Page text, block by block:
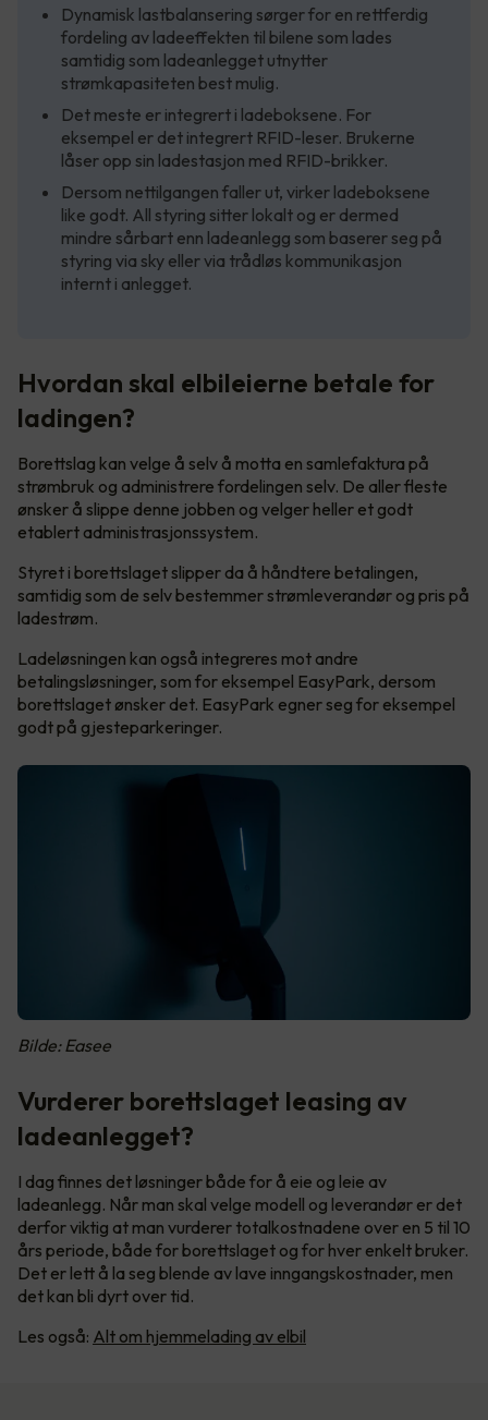
Dynamisk lastbalansering sørger for en rettferdig
fordeling av ladeeffekten til bilene som lades
samtidig som ladeanlegget utnytter
strømkapasiteten best mulig.
Det meste er integrert i ladeboksene. For
eksempel er det integrert RFID-leser. Brukerne
låser opp sin ladestasjon med RFID-brikker.
Dersom nettilgangen faller ut, virker ladeboksene
like godt. All styring sitter lokalt og er dermed
mindre sårbart enn ladeanlegg som baserer seg på
styring via sky eller via trådløs kommunikasjon
internt i anlegget.
Hvordan skal elbileierne betale for
ladingen?
Borettslag kan velge å selv å motta en samlefaktura på
strømbruk og administrere fordelingen selv. De aller fleste
ønsker å slippe denne jobben og velger heller et godt
etablert administrasjonssystem.
Styret i borettslaget slipper da å håndtere betalingen,
samtidig som de selv bestemmer strømleverandør og pris på
ladestrøm.
Ladeløsningen kan også integreres mot andre
betalingsløsninger, som for eksempel EasyPark, dersom
borettslaget ønsker det. EasyPark egner seg for eksempel
godt på gjesteparkeringer.
Bilde: Easee
Vurderer borettslaget leasing av
ladeanlegget?
I dag finnes det løsninger både for å eie og leie av
ladeanlegg. Når man skal velge modell og leverandør er det
derfor viktig at man vurderer totalkostnadene over en 5 til 10
års periode, både for borettslaget og for hver enkelt bruker.
Det er lett å la seg blende av lave inngangskostnader, men
det kan bli dyrt over tid.
Les også: Alt om hjemmelading av elbil